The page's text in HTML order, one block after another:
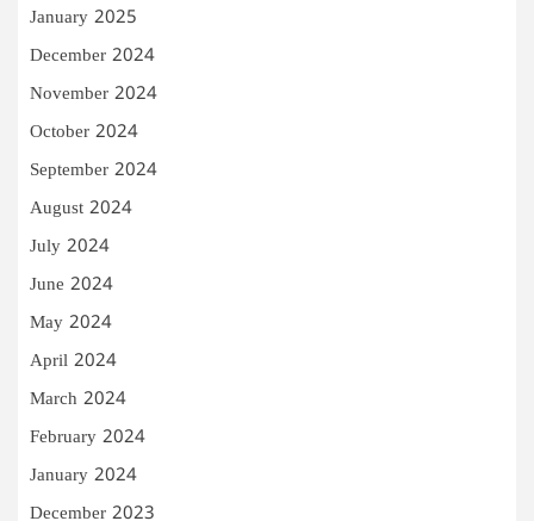
January 2025
December 2024
November 2024
October 2024
September 2024
August 2024
July 2024
June 2024
May 2024
April 2024
March 2024
February 2024
January 2024
December 2023